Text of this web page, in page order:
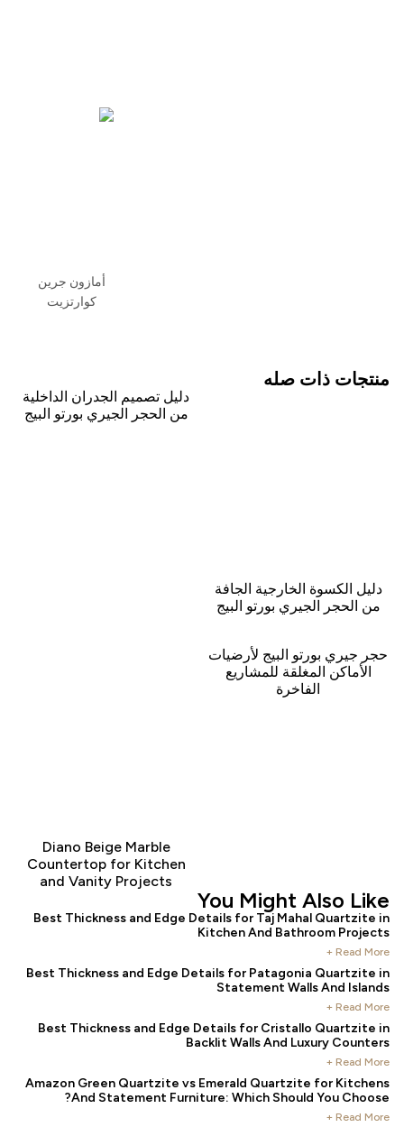
أمازون جرين
كوارتزيت
ذات صله
الكسوة الخارجية الجافة
الحجر الجيري بورتو البيج
دليل تصميم الجدران الداخلية
من الحجر الجيري بورتو البيج
جيري بورتو البيج لأرضيات
الأماكن المغلقة للمشاريع
الفاخرة
Diano Beige Marble
Countertop for Kitchen
and Vanity Projects
You Might Also
Best Thickness and Edge Details for Taj Mahal
Kitchen And Bathroom
Read
Best Thickness and Edge Details for Patagonia
Statement Walls And
Read
Best Thickness and Edge Details for Cristallo
Backlit Walls And Luxury
Read
Amazon Green Quartzite vs Emerald Quartzite for
And Statement Furniture: Which Should You
Read